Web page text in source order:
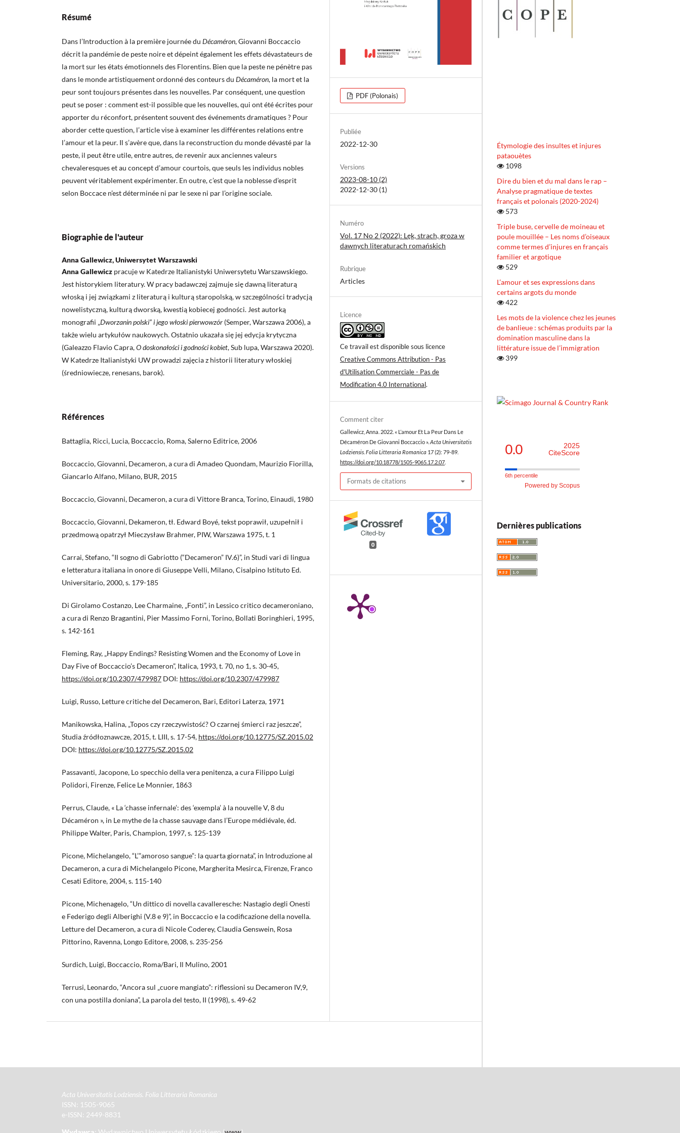
Résumé
Dans l’Introduction à la première journée du Décaméron, Giovanni Boccaccio
décrit la pandémie de peste noire et dépeint également les effets dévastateurs de
la mort sur les états émotionnels des Florentins. Bien que la peste ne pénètre pas
dans le monde artistiquement ordonné des conteurs du Décaméron, la mort et la
peur sont toujours présentes dans les nouvelles. Par conséquent, une question
peut se poser : comment est-il possible que les nouvelles, qui ont été écrites pour
apporter du réconfort, présentent souvent des événements dramatiques ? Pour
aborder cette question, l’article vise à examiner les différentes relations entre
l’amour et la peur. Il s’avère que, dans la reconstruction du monde dévasté par la
peste, il peut être utile, entre autres, de revenir aux anciennes valeurs
chevaleresques et au concept d’amour courtois, que seuls les individus nobles
peuvent véritablement expérimenter. En outre, c’est que la noblesse d’esprit
selon Boccace n’est déterminée ni par le sexe ni par l’origine sociale.
Biographie de l'auteur
Anna Gallewicz, Uniwersytet Warszawski
Anna Gallewicz pracuje w Katedrze Italianistyki Uniwersytetu Warszawskiego.
Jest historykiem literatury. W pracy badawczej zajmuje się dawną literaturą
włoską i jej związkami z literaturą i kulturą staropolską, w szczególności tradycją
nowelistyczną, kulturą dworską, kwestią kobiecej godności. Jest autorką
monografii „Dworzanin polski” i jego włoski pierwowzór (Semper, Warszawa 2006), a
także wielu artykułów naukowych. Ostatnio ukazała się jej edycja krytyczna
(Galeazzo Flavio Capra,O doskonałości i godności kobiet, Sub lupa, Warszawa 2020).
W Katedrze Italianistyki UW prowadzi zajęcia z historii literatury włoskiej
(średniowiecze, renesans, barok).
Références
Battaglia, Ricci, Lucia, Boccaccio, Roma, Salerno Editrice, 2006
Boccaccio, Giovanni, Decameron, a cura di Amadeo Quondam, Maurizio Fiorilla,
Giancarlo Alfano, Milano, BUR, 2015
Boccaccio, Giovanni, Decameron, a cura di Vittore Branca, Torino, Einaudi, 1980
Boccaccio, Giovanni, Dekameron, tł. Edward Boyé, tekst poprawił, uzupełnił i
przedmową opatrzył Mieczysław Brahmer, PIW, Warszawa 1975, t. 1
Carrai, Stefano, “Il sogno di Gabriotto (“Decameron” IV.6)”, in Studi vari di lingua
e letteratura italiana in onore di Giuseppe Velli, Milano, Cisalpino Istituto Ed.
Universitario, 2000, s. 179-185
Di Girolamo Costanzo, Lee Charmaine, „Fonti”, in Lessico critico decameroniano,
a cura di Renzo Bragantini, Pier Massimo Forni, Torino, Bollati Boringhieri, 1995,
s. 142-161
Fleming, Ray, „Happy Endings? Resisting Women and the Economy of Love in
Day Five of Boccaccio’s Decameron”, Italica, 1993, t. 70, no 1, s. 30-45,
https://doi.org/10.2307/479987 DOI: https://doi.org/10.2307/479987
Luigi, Russo, Letture critiche del Decameron, Bari, Editori Laterza, 1971
Manikowska, Halina, „Topos czy rzeczywistość? O czarnej śmierci raz jeszcze”,
Studia źródłoznawcze, 2015, t. LIII, s. 17-54, https://doi.org/10.12775/SZ.2015.02
DOI: https://doi.org/10.12775/SZ.2015.02
Passavanti, Jacopone, Lo specchio della vera penitenza, a cura Filippo Luigi
Polidori, Firenze, Felice Le Monnier, 1863
Perrus, Claude, « La ‘chasse infernale’: des ‘exempla’ à la nouvelle V, 8 du
Décaméron », in Le mythe de la chasse sauvage dans l’Europe médiévale, éd.
Philippe Walter, Paris, Champion, 1997, s. 125-139
Picone, Michelangelo, “L’”amoroso sangue”: la quarta giornata”, in Introduzione al
Decameron, a cura di Michelangelo Picone, Margherita Mesirca, Firenze, Franco
Cesati Editore, 2004, s. 115-140
Picone, Michenagelo, “Un dittico di novella cavalleresche: Nastagio degli Onesti
e Federigo degli Alberighi (V.8 e 9)”, in Boccaccio e la codificazione della novella.
Letture del Decameron, a cura di Nicole Coderey, Claudia Genswein, Rosa
Pittorino, Ravenna, Longo Editore, 2008, s. 235-256
Surdich, Luigi, Boccaccio, Roma/Bari, Il Mulino, 2001
Terrusi, Leonardo, “Ancora sul „cuore mangiato”: riflessioni su Decameron IV,9,
con una postilla doniana”, La parola del testo, II (1998), s. 49-62
PDF (Polonais)
Publiée
2022-12-30
Versions
2023-08-10 (2)
2022-12-30 (1)
Numéro
Vol. 17 No 2 (2022): Lęk, strach, groza w
dawnych literaturach romańskich
Rubrique
Articles
Licence
Ce travail est disponible sous licence
Creative Commons Attribution - Pas
d'Utilisation Commerciale - Pas de
Modification 4.0 International.
Comment citer
Gallewicz, Anna. 2022. « L’amour Et La Peur Dans Le
Décaméron De Giovanni Boccaccio ». Acta Universitatis
Lodziensis. Folia Litteraria Romanica 17 (2): 79-89.
https://doi.org/10.18778/1505-9065.17.2.07
Formats de citations
0
Étymologie des insultes et injures
pataouètes
1098
Dire du bien et du mal dans le rap –
Analyse pragmatique de textes
français et polonais (2020-2024)
573
Triple buse, cervelle de moineau et
poule mouillée – Les noms d’oiseaux
comme termes d’injures en français
familier et argotique
529
L’amour et ses expressions dans
certains argots du monde
422
Les mots de la violence chez les jeunes
de banlieue : schémas produits par la
domination masculine dans la
littérature issue de l’immigration
399
0.0
2025
CiteScore
6th percentile
Powered by Scopus
Dernières publications
Acta Universitatis Lodziensis. Folia Litteraria Romanica
ISSN: 1505-9065
e-ISSN: 2449-8831